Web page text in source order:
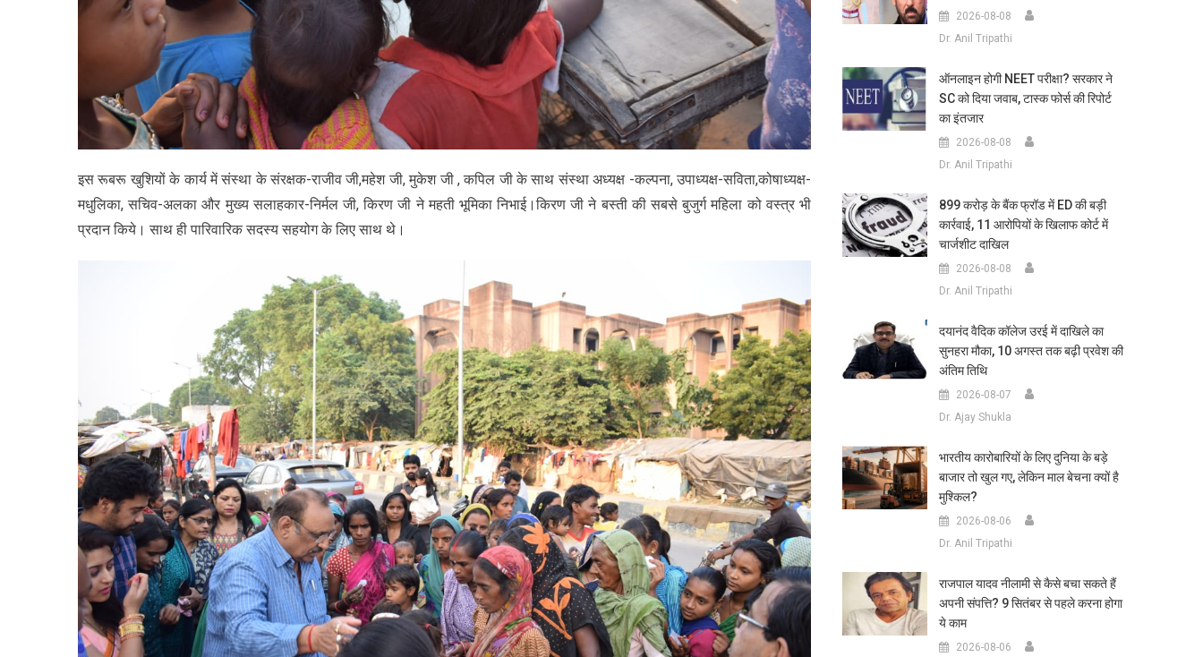
इस रूबरू खुशियों के कार्य में संस्था के संरक्षक-राजीव जी,महेश जी, मुकेश जी , कपिल जी के साथ संस्था अध्यक्ष -कल्पना, उपाध्यक्ष-सविता,कोषाध्यक्ष-
मधुलिका, सचिव-अलका और मुख्य सलाहकार-निर्मल जी, किरण जी ने महती भूमिका निभाई।किरण जी ने बस्ती की सबसे बुजुर्ग महिला को वस्त्र भी
प्रदान किये। साथ ही पारिवारिक सदस्य सहयोग के लिए साथ थे।
2026-08-08
Dr. Anil Tripathi
ऑनलाइन होगी NEET परीक्षा? सरकार ने
SC को दिया जवाब, टास्क फोर्स की रिपोर्ट
का इंतजार
2026-08-08
Dr. Anil Tripathi
899 करोड़ के बैंक फ्रॉड में ED की बड़ी
कार्रवाई, 11 आरोपियों के खिलाफ कोर्ट में
चार्जशीट दाखिल
2026-08-08
Dr. Anil Tripathi
दयानंद वैदिक कॉलेज उरई में दाखिले का
सुनहरा मौका, 10 अगस्त तक बढ़ी प्रवेश की
अंतिम तिथि
2026-08-07
Dr. Ajay Shukla
भारतीय कारोबारियों के लिए दुनिया के बड़े
बाजार तो खुल गए, लेकिन माल बेचना क्यों है
मुश्किल?
2026-08-06
Dr. Anil Tripathi
राजपाल यादव नीलामी से कैसे बचा सकते हैं
अपनी संपत्ति? 9 सितंबर से पहले करना होगा
ये काम
2026-08-06